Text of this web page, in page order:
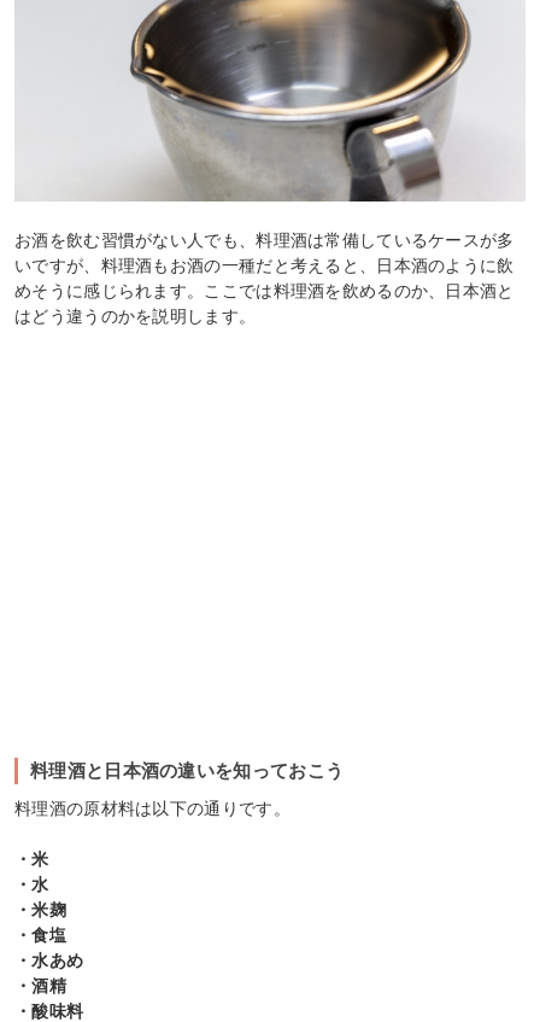
お酒を飲む習慣がない人でも、料理酒は常備しているケースが多
いですが、料理酒もお酒の一種だと考えると、日本酒のように飲
めそうに感じられます。ここでは料理酒を飲めるのか、日本酒と
はどう違うのかを説明します。
料理酒と日本酒の違いを知っておこう
料理酒の原材料は以下の通りです。
・米
・水
・米麹
・食塩
・水あめ
・酒精
・酸味料